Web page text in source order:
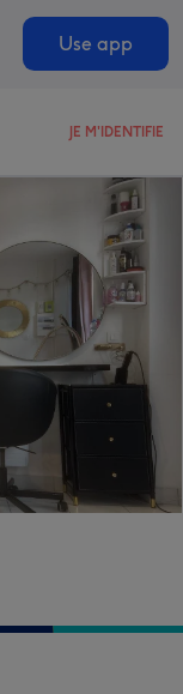
Use app
JE M'IDENTIFIE